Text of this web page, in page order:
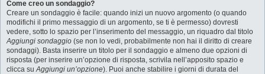
Come creo un sondaggio?
Creare un sondaggio è facile: quando inizi un nuovo argomento (o quando
modifichi il primo messaggio di un argomento, se ti è permesso) dovresti
vedere, sotto lo spazio per l’inserimento del messaggio, un riquadro dal titolo
Aggiungi sondaggio (se non lo vedi, probabilmente non hai il diritto di creare
sondaggi). Basta inserire un titolo per il sondaggio e almeno due opzioni di
risposta (per inserire un’opzione di risposta, scrivila nell’apposito spazio e
clicca suAggiungi un’opzione). Puoi anche stabilire i giorni di durata del